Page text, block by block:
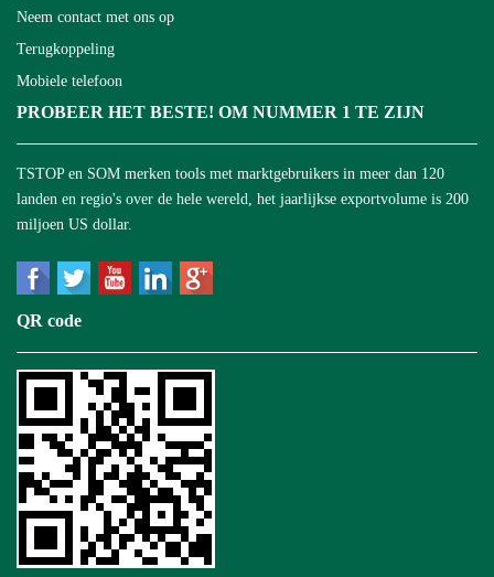
Neem contact met ons op
Terugkoppeling
Mobiele telefoon
PROBEER HET BESTE! OM NUMMER 1 TE ZIJN
TSTOP en SOM merken tools met marktgebruikers in meer dan 120
landen en regio's over de hele wereld, het jaarlijkse exportvolume is 200
miljoen US dollar.
QR code